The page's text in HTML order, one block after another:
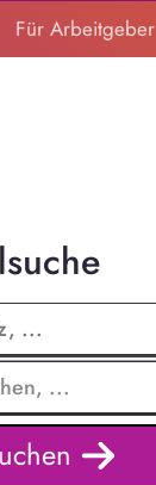
Für Arbeitgeber